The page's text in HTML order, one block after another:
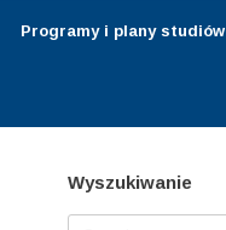
Programy i plany studiów
Wyszukiwanie